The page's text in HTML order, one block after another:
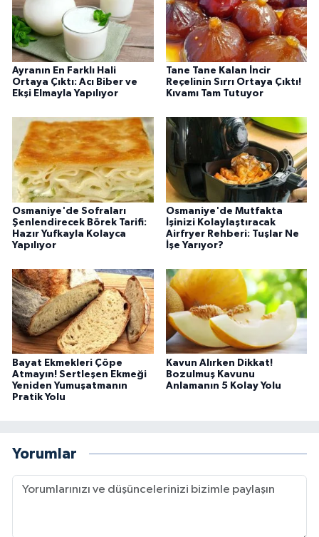
Ayranın En Farklı Hali
Ortaya Çıktı: Acı Biber ve
Ekşi Elmayla Yapılıyor
Tane Tane Kalan İncir
Reçelinin Sırrı Ortaya Çıktı!
Kıvamı Tam Tutuyor
Osmaniye'de Sofraları
Şenlendirecek Börek Tarifi:
Hazır Yufkayla Kolayca
Yapılıyor
Osmaniye'de Mutfakta
İşinizi Kolaylaştıracak
Airfryer Rehberi: Tuşlar Ne
İşe Yarıyor?
Bayat Ekmekleri Çöpe
Atmayın! Sertleşen Ekmeği
Yeniden Yumuşatmanın
Pratik Yolu
Kavun Alırken Dikkat!
Bozulmuş Kavunu
Anlamanın 5 Kolay Yolu
Yorumlar